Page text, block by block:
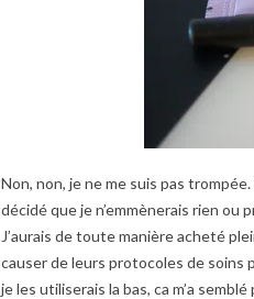
Non, non, je ne me suis pas trompée.
décidé que je n’emmènerais rien
J’aurais de toute manière acheté
causer de leurs protocoles de soins
je les utiliserais la bas, ca m’a